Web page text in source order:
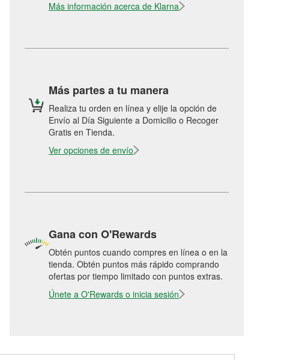
Más información acerca de Klarna
Más partes a tu manera
Realiza tu orden en línea y elije la opción de
Envío al Día Siguiente a Domicilio o Recoger
Gratis en Tienda.
Ver opciones de envío
Gana con O'Rewards
Obtén puntos cuando compres en línea o en la
tienda. Obtén puntos más rápido comprando
ofertas por tiempo limitado con puntos extras.
Únete a O'Rewards o inicia sesión